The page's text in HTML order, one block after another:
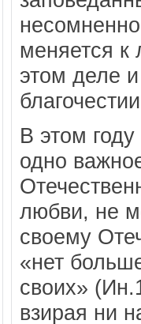
меняется к
этом деле
В этом
одно
любви, не
своему
«нет
своих»
взирая ни